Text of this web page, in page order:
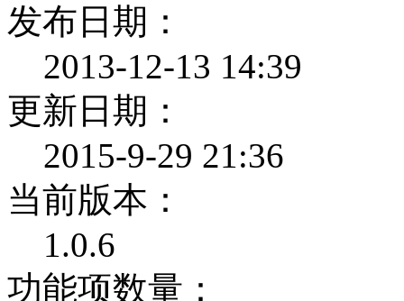
发布日期：
2013-12-13 14:39
更新日期：
2015-9-29 21:36
当前版本：
1.0.6
功能项数量：